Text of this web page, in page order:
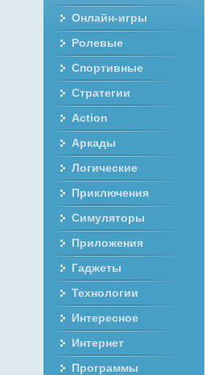
Онлайн-игры
Ролевые
Спортивные
Стратегии
Action
Аркады
Логические
Приключения
Симуляторы
Приложения
Гаджеты
Технологии
Интересное
Интернет
Программы